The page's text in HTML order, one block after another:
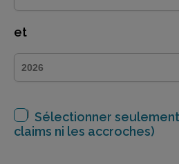
et
Sélectionner
claims ni les accroches)